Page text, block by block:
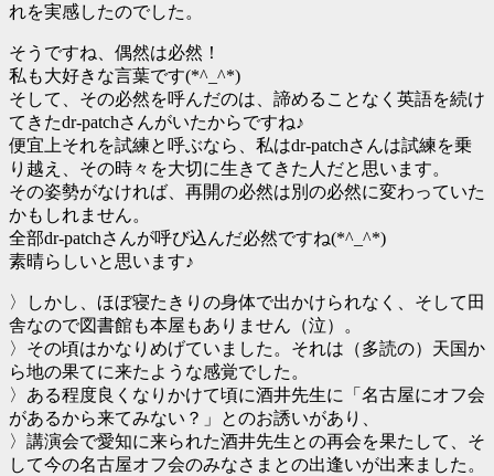
れを実感したのでした。
そうですね、偶然は必然！
私も大好きな言葉です(*^_^*)
そして、その必然を呼んだのは、諦めることなく英語を続け
てきたdr-patchさんがいたからですね♪
便宜上それを試練と呼ぶなら、私はdr-patchさんは試練を乗
り越え、その時々を大切に生きてきた人だと思います。
その姿勢がなければ、再開の必然は別の必然に変わっていた
かもしれません。
全部dr-patchさんが呼び込んだ必然ですね(*^_^*)
素晴らしいと思います♪
〉しかし、ほぼ寝たきりの身体で出かけられなく、そして田
舎なので図書館も本屋もありません（泣）。
〉その頃はかなりめげていました。それは（多読の）天国か
ら地の果てに来たような感覚でした。
〉ある程度良くなりかけて頃に酒井先生に「名古屋にオフ会
があるから来てみない？」とのお誘いがあり、
〉講演会で愛知に来られた酒井先生との再会を果たして、そ
して今の名古屋オフ会のみなさまとの出逢いが出来ました。